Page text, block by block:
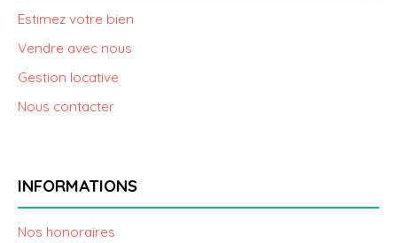
Estimez votre bien
Vendre avec nous
Gestion locative
Nous contacter
INFORMATIONS
Nos honoraires